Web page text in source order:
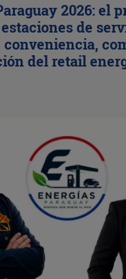
2026: el
de
conveniencia,
del retail